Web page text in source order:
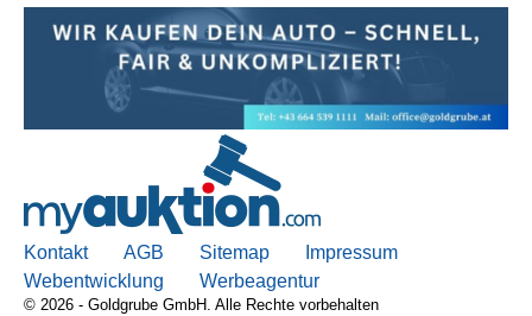
Kontakt AGB Sitemap
Impressum
Webentwicklung
Werbeagentur
© 2026 - Goldgrube GmbH. Alle Rechte vorbehalten